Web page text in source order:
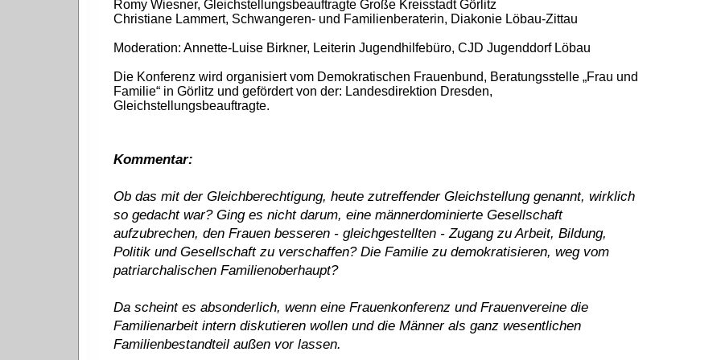
Romy Wiesner, Gleichstellungsbeauftragte Große Kreisstadt Görlitz
Christiane Lammert, Schwangeren- und Familienberaterin, Diakonie Löbau-Zittau
Moderation: Annette-Luise Birkner, Leiterin Jugendhilfebüro, CJD Jugenddorf Löbau
Die Konferenz wird organisiert vom Demokratischen Frauenbund, Beratungsstelle „Frau und
Familie“ in Görlitz und gefördert von der: Landesdirektion Dresden,
Gleichstellungsbeauftragte.
Kommentar:
Ob das mit der Gleichberechtigung, heute zutreffender Gleichstellung genannt, wirklich
so gedacht war? Ging es nicht darum, eine männerdominierte Gesellschaft
aufzubrechen, den Frauen besseren - gleichgestellten - Zugang zu Arbeit, Bildung,
Politik und Gesellschaft zu verschaffen? Die Familie zu demokratisieren, weg vom
patriarchalischen Familienoberhaupt?
Da scheint es absonderlich, wenn eine Frauenkonferenz und Frauenvereine die
Familienarbeit intern diskutieren wollen und die Männer als ganz wesentlichen
Familienbestandteil außen vor lassen.